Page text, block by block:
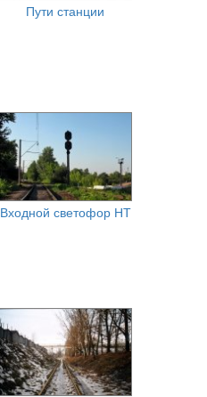
Пути станции
Входной светофор НТ